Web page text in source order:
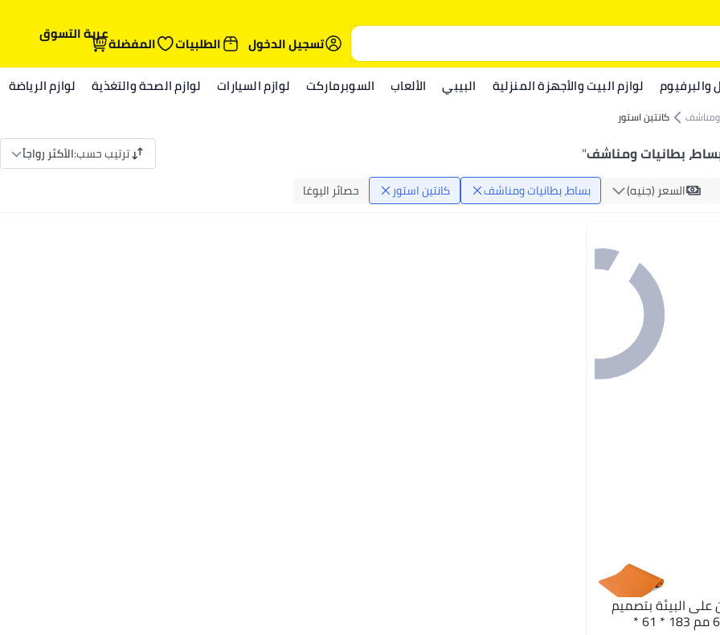
تسجيل الدخول
الطلبيات المفضلةعربة التسوق
والبرفيوم لوازم البيت والأجهزة المنزلية البيبي الألعاب السوبرماركت لوازم السيارات لوازم الصحة والتغذية لوازم الرياضة
ومناشف كانتين استور
بطانيات ومناشف" ترتيب حسب:الأكثر رواجاً
السعر (جنيه) بساط، بطانيات ومناشف كانتين استور حصائر اليوغا
على البيئة بتصميم
سميك ومضاد للانزلاق بطول 6 مم 183 * 61 *